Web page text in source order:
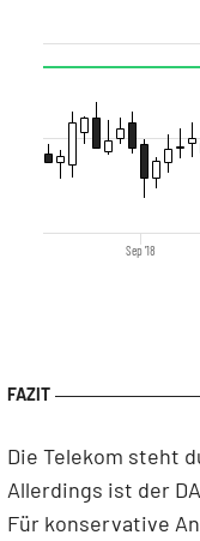
Sep '18
Die Telekom steht
Allerdings ist der
Für konservative